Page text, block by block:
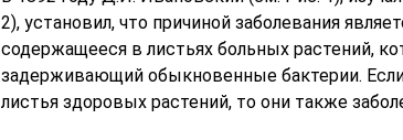
2), установил, что причиной заболевания
содержащееся в листьях больных растений,
задерживающий обыкновенные бактерии.
листья здоровых растений, то они также